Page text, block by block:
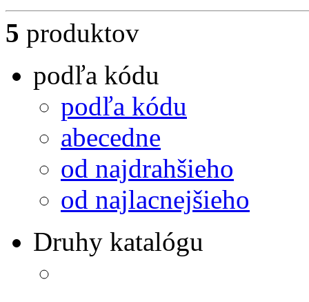
5 produktov
podľa kódu
podľa kódu
abecedne
od najdrahšieho
od najlacnejšieho
Druhy katalógu